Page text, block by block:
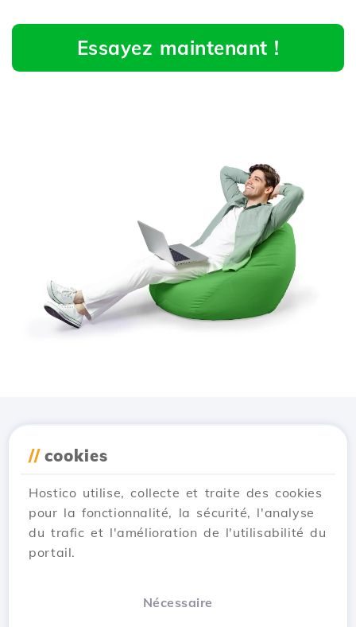
Essayez maintenant !
// cookies
Hostico utilise, collecte et traite des cookies
pour la fonctionnalité, la sécurité, l'analyse
du trafic et l'amélioration de l'utilisabilité du
portail.
Nécessaire